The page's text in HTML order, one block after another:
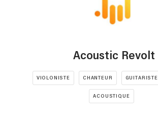
Acoustic Revolt
VIOLONISTE CHANTEUR GUITARISTE
ACOUSTIQUE